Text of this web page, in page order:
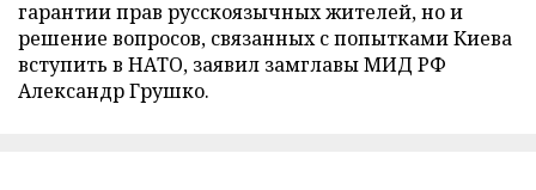
гарантии прав русскоязычных жителей, но и
решение вопросов, связанных с попытками Киева
вступить в НАТО, заявил замглавы МИД РФ
Александр Грушко.